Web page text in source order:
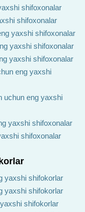
shifoxonalar
shifoxonalar
yaxshi shifoxonalar
yaxshi shifoxonalar
yaxshi shifoxonalar
eng yaxshi
uchun eng yaxshi
yaxshi shifoxonalar
shifoxonalar
yaxshi shifokorlar
yaxshi shifokorlar
shifokorlar